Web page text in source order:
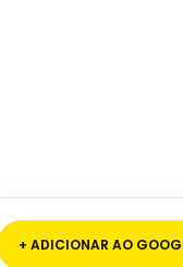
+ ADICIONAR AO